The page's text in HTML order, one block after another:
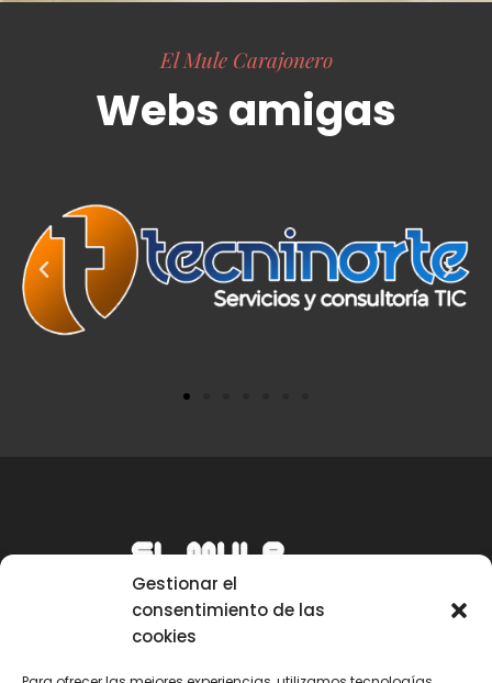
Gestionar el
consentimiento de las
cookies
El Mule Carajonero
Webs amigas